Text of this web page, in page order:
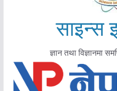
आयुर्वेद चिकित्सा
मुख्यमन्त्री शाह
साइन्स
ज्ञान तथा विज्ञानमा